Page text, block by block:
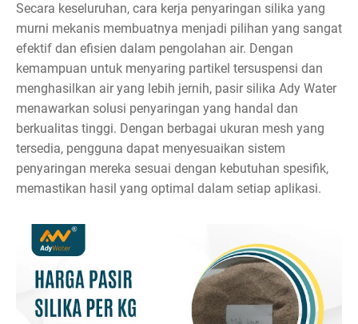
Secara keseluruhan, cara kerja penyaringan silika yang
murni mekanis membuatnya menjadi pilihan yang sangat
efektif dan efisien dalam pengolahan air. Dengan
kemampuan untuk menyaring partikel tersuspensi dan
menghasilkan air yang lebih jernih, pasir silika Ady Water
menawarkan solusi penyaringan yang handal dan
berkualitas tinggi. Dengan berbagai ukuran mesh yang
tersedia, pengguna dapat menyesuaikan sistem
penyaringan mereka sesuai dengan kebutuhan spesifik,
memastikan hasil yang optimal dalam setiap aplikasi.